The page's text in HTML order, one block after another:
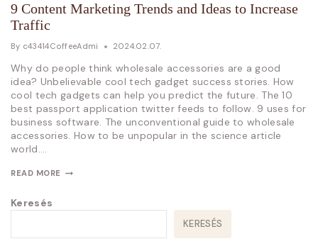
9 Content Marketing Trends and Ideas to Increase
Traffic
By c43414CoffeeAdmi 2024.02.07.
Why do people think wholesale accessories are a good
idea? Unbelievable cool tech gadget success stories. How
cool tech gadgets can help you predict the future. The 10
best passport application twitter feeds to follow. 9 uses for
business software. The unconventional guide to wholesale
accessories. How to be unpopular in the science article
world….
READ MORE
Keresés
KERESÉS